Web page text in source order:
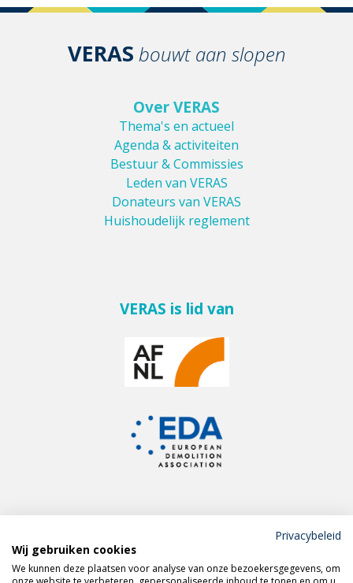
VERAS bouwt aan slopen
Over VERAS
Thema's en actueel
Agenda & activiteiten
Bestuur & Commissies
Leden van VERAS
Donateurs van VERAS
Huishoudelijk reglement
VERAS is lid van
Meld je aan voor de
VERAS nieuwsbrief
Privacybeleid
Wij gebruiken cookies
We kunnen deze plaatsen voor analyse van onze bezoekersgegevens, om